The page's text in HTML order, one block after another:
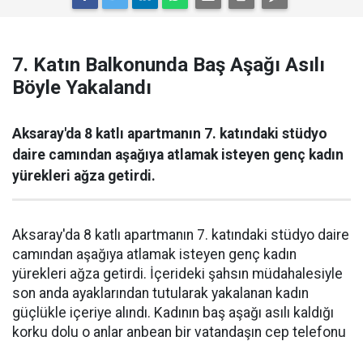
7. Katın Balkonunda Baş Aşağı Asılı
Böyle Yakalandı
Aksaray'da 8 katlı apartmanın 7. katındaki stüdyo
daire camından aşağıya atlamak isteyen genç kadın
yürekleri ağza getirdi.
Aksaray'da 8 katlı apartmanın 7. katındaki stüdyo daire
camından aşağıya atlamak isteyen genç kadın
yürekleri ağza getirdi. İçerideki şahsın müdahalesiyle
son anda ayaklarından tutularak yakalanan kadın
güçlükle içeriye alındı. Kadının baş aşağı asılı kaldığı
korku dolu o anlar anbean bir vatandaşın cep telefonu